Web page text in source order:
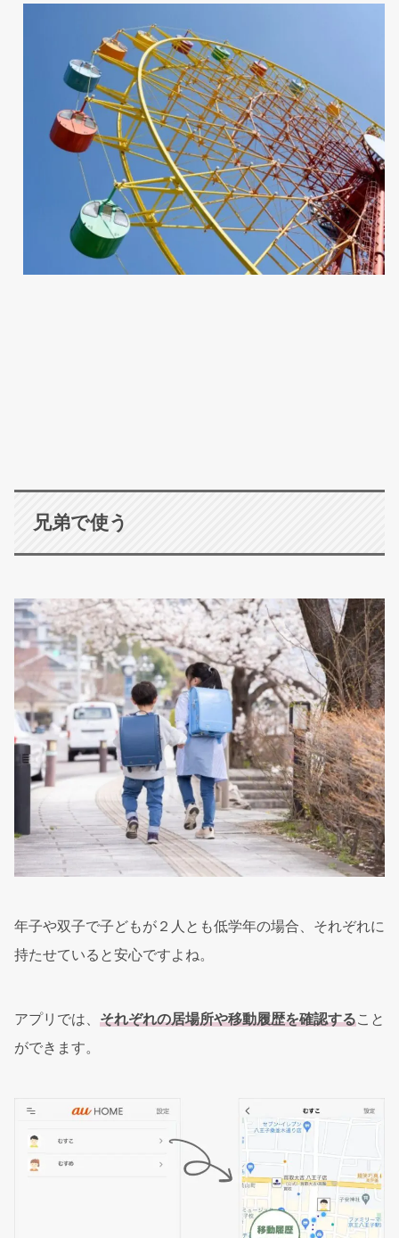
兄弟で使う
年子や双子で子どもが２人とも低学年の場合、それぞれに
持たせていると安心ですよね。
アプリでは、 それぞれの居場所や移動履歴を確認すること
ができます。